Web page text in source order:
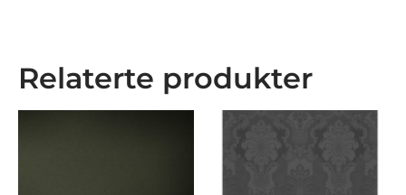
Relaterte produkter